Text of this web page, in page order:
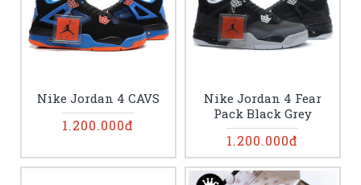
Nike Jordan 4 CAVS
1.200.000đ
Nike Jordan 4 Fear
Pack Black Grey
1.200.000đ